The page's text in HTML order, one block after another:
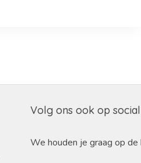
Volg ons ook op
We houden je graag op de